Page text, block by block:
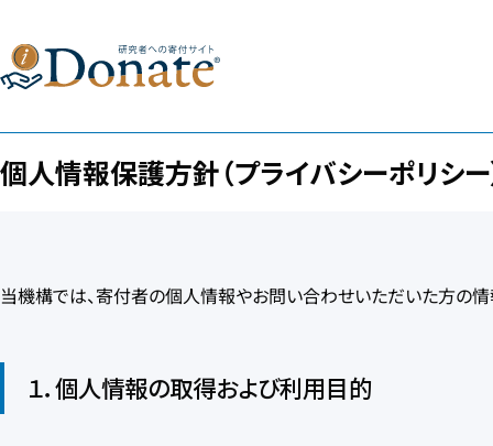
個人情報保護方針（プライバシーポリシー
当機構では、寄付者の個人情報やお問い合わせいただいた方の情
１．個人情報の取得および利用目的